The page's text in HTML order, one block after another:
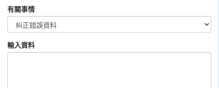
有關事情
輸入資料